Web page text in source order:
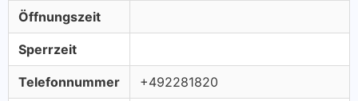
Öffnungszeit
Sperrzeit
Telefonnummer +492281820